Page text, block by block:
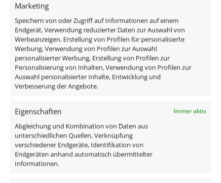
Marketing
Speichern von oder Zugriff auf Informationen auf einem
Endgerät, Verwendung reduzierter Daten zur Auswahl von
Werbeanzeigen, Erstellung von Profilen für personalisierte
Werbung, Verwendung von Profilen zur Auswahl
personalisierter Werbung, Erstellung von Profilen zur
Personalisierung von Inhalten, Verwendung von Profilen zur
Auswahl personalisierter Inhalte, Entwicklung und
Verbesserung der Angebote.
Eigenschaften Immer aktiv
Abgleichung und Kombination von Daten aus
unterschiedlichen Quellen, Verknüpfung
verschiedener Endgeräte, Identifikation von
Endgeräten anhand automatisch übermittelter
Informationen.
Newsletter
Abonniere unseren Newsletter für exklusive
Angebote, Neuheiten sowie Produkt- und Service-
Informationen.Aktivierung per Bestätigungslink. Abmeldung jederzeit
möglich. Details in den
Datenschutzbestimmungen
Abonnieren